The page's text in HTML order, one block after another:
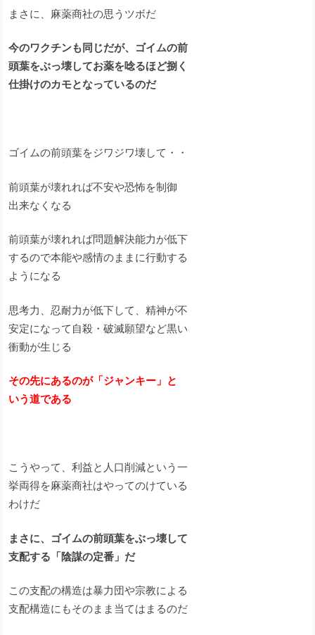
まさに、麻薬商社の思うツボだ
今のワクチンも同じだが、ゴイムの前
頭葉をぶっ壊してお薬を唸るほど捌く
仕掛けのカモとなっているのだ
ゴイムの前頭葉をジワジワ壊して・・
前頭葉が壊れれば不安や恐怖を制御
出来なくなる
前頭葉が壊れれば問題解決能力が低下
するので本能や感情のままに行動する
ようになる
思考力、忍耐力が低下して、精神が不
安定になって自殺・破滅願望など黒い
衝動が生じる
その先にあるのが「ジャンキー」と
いう道である
こうやって、利益と人口削減という一
挙両得を麻薬商社はやってのけている
わけだ
まさに、ゴイムの前頭葉をぶっ壊して
支配する「陰謀の定番」だ
この支配の構造は暴力団や宗教による
支配構造にもそのまま当てはまるのだ